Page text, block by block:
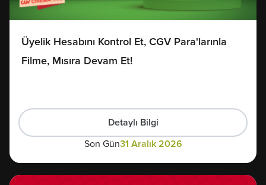
Üyelik Hesabını Kontrol Et, CGV Para'larınla
Filme, Mısıra Devam Et!
Detaylı Bilgi
Son Gün31 Aralık 2026